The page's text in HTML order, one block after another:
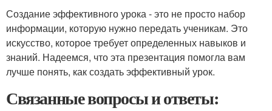
Создание эффективного урока - это не просто набор
информации, которую нужно передать ученикам. Это
искусство, которое требует определенных навыков и
знаний. Надеемся, что эта презентация помогла вам
лучше понять, как создать эффективный урок.
Связанные вопросы и ответы: